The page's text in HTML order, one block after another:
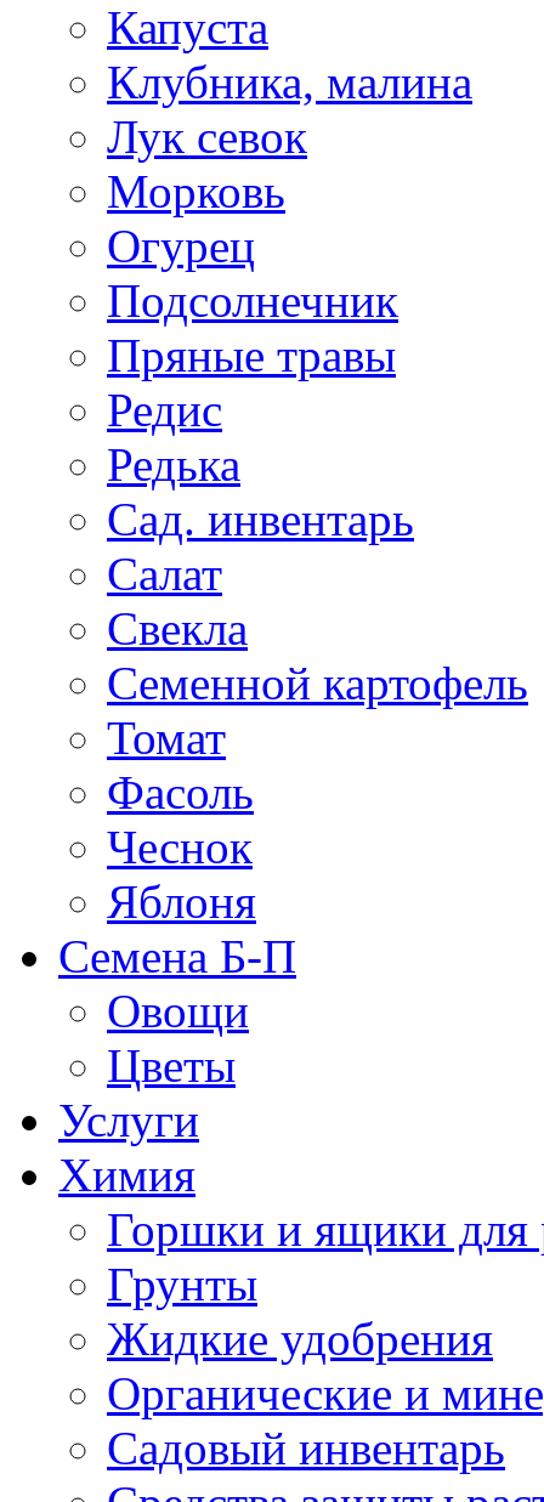
Капуста
Клубника, малина
Лук севок
Морковь
Огурец
Подсолнечник
Пряные травы
Редис
Редька
Сад. инвентарь
Салат
Свекла
Семенной картофель
Томат
Фасоль
Чеснок
Яблоня
Семена Б-П
Овощи
Цветы
Услуги
Химия
Горшки и ящики для
Грунты
Жидкие удобрения
Органические и
Садовый инвентарь